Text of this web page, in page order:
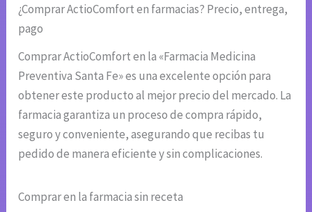
¿Comprar ActioComfort en farmacias? Precio, entrega,
pago
Comprar ActioComfort en la «Farmacia Medicina
Preventiva Santa Fe» es una excelente opción para
obtener este producto al mejor precio del mercado. La
farmacia garantiza un proceso de compra rápido,
seguro y conveniente, asegurando que recibas tu
pedido de manera eficiente y sin complicaciones.
Comprar en la farmacia sin receta